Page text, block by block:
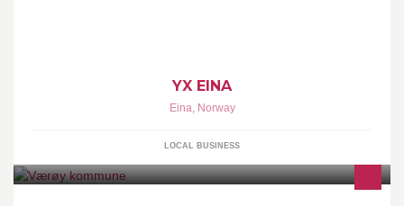
YX EINA
Eina, Norway
LOCAL BUSINESS